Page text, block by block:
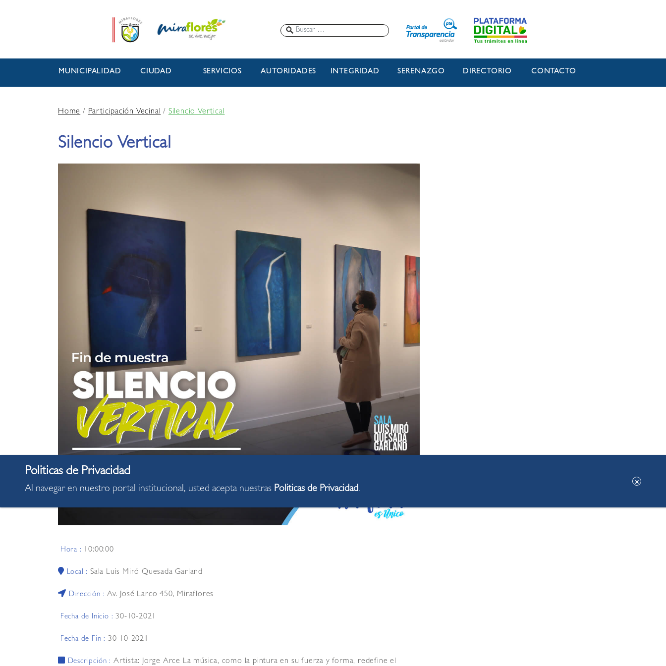
MUNICIPALIDAD CIUDAD SERVICIOS AUTORIDADES INTEGRIDAD SERENAZGO DIRECTORIO CONTACTO
Home/Participación Vecinal/Silencio Vertical
Silencio Vertical
Hora : 10:00:00
Local : Sala Luis Miró Quesada Garland
Dirección :Av. José Larco 450, Miraflores
Fecha de Inicio :30-10-2021
Fecha de Fin : 30-10-2021
Descripción : Artista: Jorge Arce La música, como la pintura en su fuerza y forma, redefine el
Al navegar en nuestro portal institucional, usted acepta nuestras Politicas de Privacidad.